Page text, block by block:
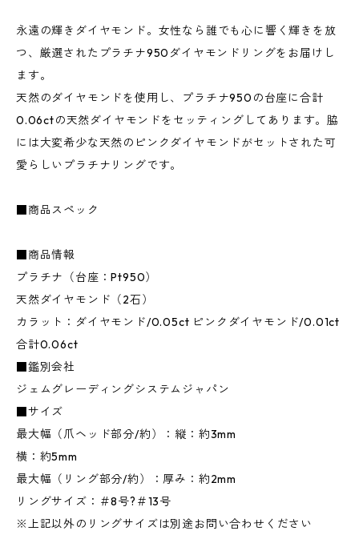
永遠の輝きダイヤモンド。女性なら誰でも心に響く輝きを放
つ、厳選されたプラチナ950ダイヤモンドリングをお届けし
ます。
天然のダイヤモンドを使用し、プラチナ950の台座に合計
0.06ctの天然ダイヤモンドをセッティングしてあります。脇
には大変希少な天然のピンクダイヤモンドがセットされた可
愛らしいプラチナリングです。
■商品スペック
■商品情報
プラチナ（台座：Pt950）
天然ダイヤモンド（2石）
カラット：ダイヤモンド/0.05ct ピンクダイヤモンド/0.01ct
合計0.06ct
■鑑別会社
ジェムグレーディングシステムジャパン
■サイズ
最大幅（爪ヘッド部分/約）：縦：約3mm
横：約5mm
最大幅（リング部分/約）：厚み：約2mm
リングサイズ：＃8号?＃13号
※上記以外のリングサイズは別途お問い合わせください